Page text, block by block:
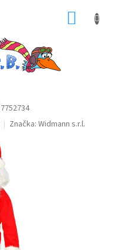
7752734
Značka: Widmann s.r.l.